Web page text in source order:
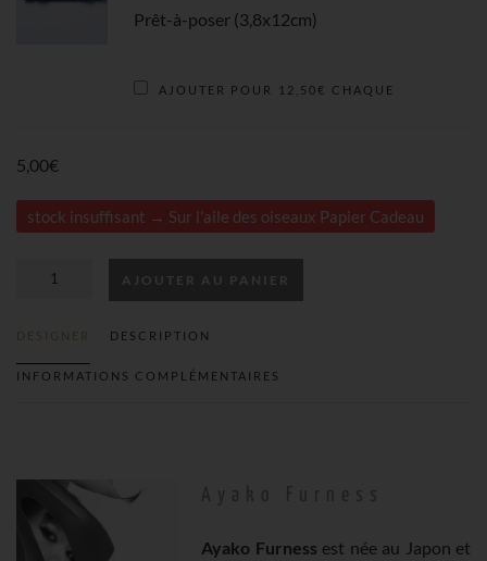
Prêt-à-poser (3,8x12cm)
AJOUTER POUR 12,50€ CHAQUE
5,00€
stock insuffisant → Sur l'aile des oiseaux Papier Cadeau
QUANTITÉ
L'AILE
AJOUTER AU PANIER
DESIGNER DESCRIPTION
INFORMATIONS COMPLÉMENTAIRES
Ayako Furness est née au Japon et